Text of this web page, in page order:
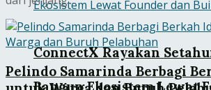
ConnectX Rayakan
Bangun Ekosistem Lewat
Pelindo Samarinda Berbagi